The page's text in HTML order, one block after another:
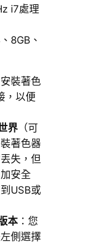
i7處理
8GB、
裝著色
，以便
界（可
著色器
失，但
安全
USB或
本：您
側選擇